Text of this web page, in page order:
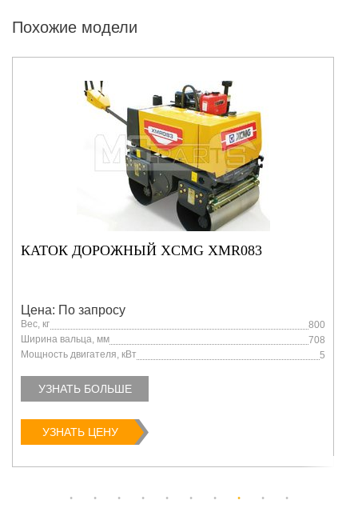
Похожие модели
КАТОК ДОРОЖНЫЙ XCMG XMR083
Цена: По запросу
Вес, кг
800
Ширина вальца, мм
708
Мощность двигателя, кВт
5
УЗНАТЬ БОЛЬШЕ
УЗНАТЬ ЦЕНУ